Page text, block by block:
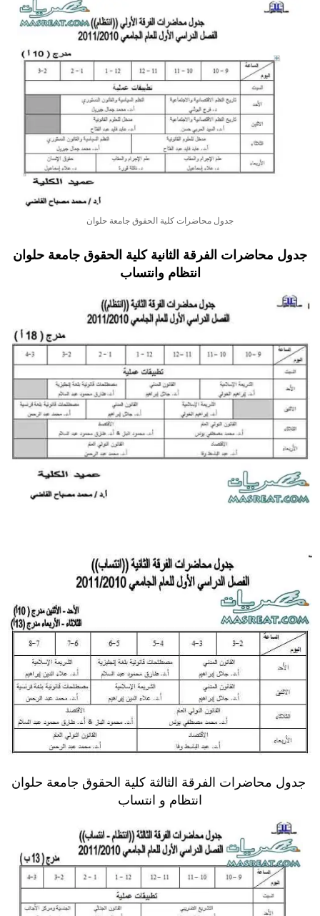
جدول محاضرات كلية الحقوق جامعة حلوان
جدول محاضرات الفرقة الثانية كلية الحقوق جامعة حلوان
انتظام وانتساب
جدول محاضرات الفرقة الثالثة كلية الحقوق جامعة حلوان
انتظام و انتساب